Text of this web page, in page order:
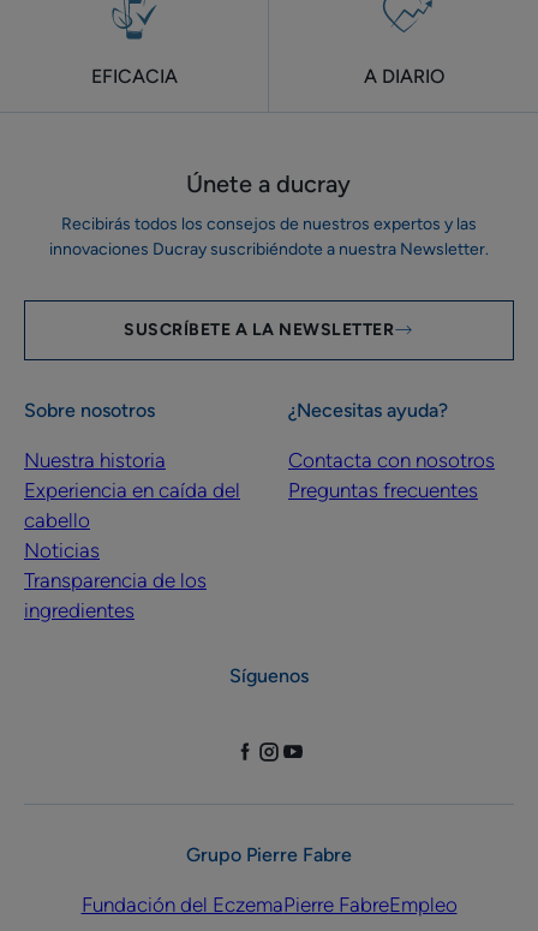
EFICACIA A DIARIO
Únete a ducray
Recibirás todos los consejos de nuestros expertos y las
innovaciones Ducray suscribiéndote a nuestra Newsletter.
SUSCRÍBETE A LA NEWSLETTER
Sobre nosotros
Nuestra historia
Experiencia en caída del
cabello
Noticias
Transparencia de los
ingredientes
¿Necesitas ayuda?
Contacta con nosotros
Preguntas frecuentes
Síguenos
Grupo Pierre Fabre
Fundación del EczemaPierre FabreEmpleo